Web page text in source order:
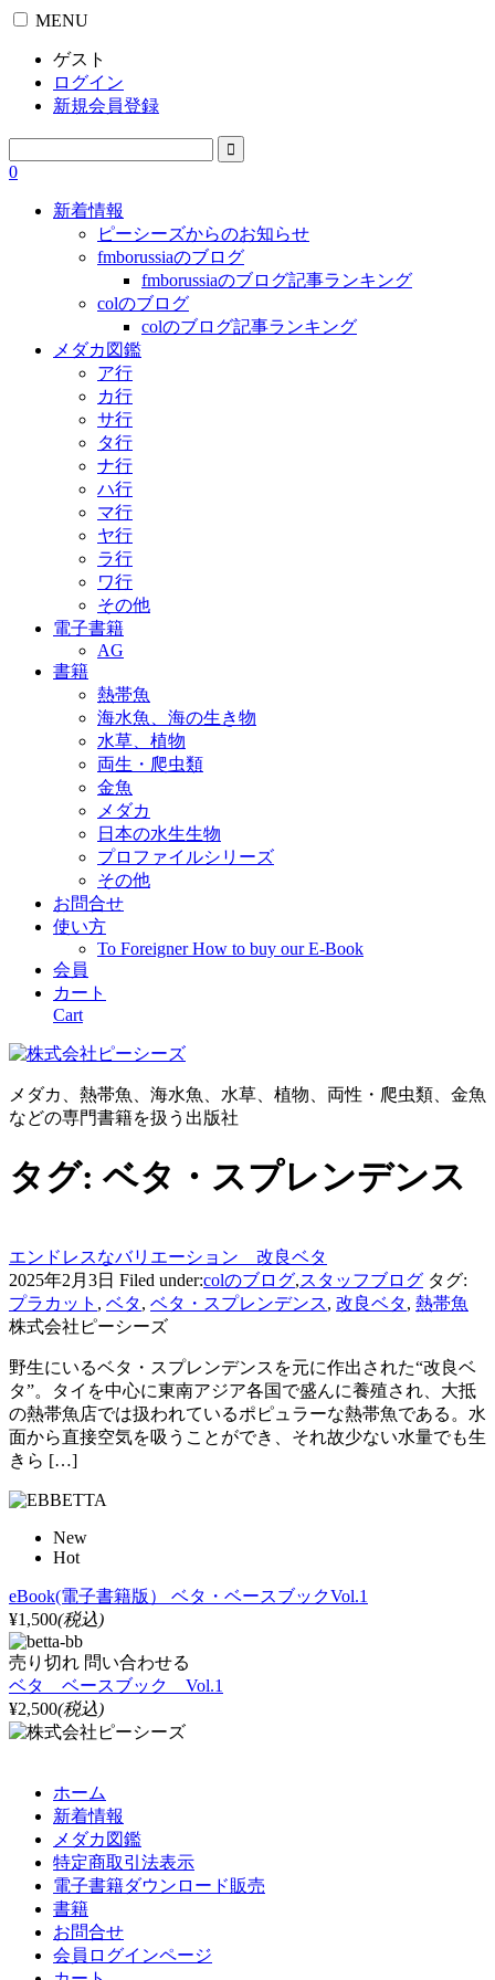
MENU
ゲスト
ログイン
新規会員登録
0
新着情報
ピーシーズからのお知らせ
fmborussiaのブログ
fmborussiaのブログ記事ランキング
colのブログ
colのブログ記事ランキング
メダカ図鑑
ア行
カ行
サ行
タ行
ナ行
ハ行
マ行
ヤ行
ラ行
ワ行
その他
電子書籍
AG
書籍
熱帯魚
海水魚、海の生き物
水草、植物
両生・爬虫類
金魚
メダカ
日本の水生生物
プロファイルシリーズ
その他
お問合せ
使い方
To Foreigner How to buy our E-Book
会員
カート
Cart
メダカ、熱帯魚、海水魚、水草、植物、両性・爬虫類、金魚
などの専門書籍を扱う出版社
タグ: ベタ・スプレンデンス
エンドレスなバリエーション 改良ベタ
2025年2月3日 Filed under:colのブログ,スタッフブログ タグ:
プラカット , ベタ, ベタ・スプレンデンス, 改良ベタ, 熱帯魚
株式会社ピーシーズ
野生にいるベタ・スプレンデンスを元に作出された“改良ベ
タ”。タイを中心に東南アジア各国で盛んに養殖され、大抵
の熱帯魚店では扱われているポピュラーな熱帯魚である。水
面から直接空気を吸うことができ、それ故少ない水量でも生
きら […]
New
Hot
eBook(電子書籍版） ベタ・ベースブックVol.1
¥1,500(税込)
売り切れ 問い合わせる
ベタ ベースブック Vol.1
¥2,500(税込)
ホーム
新着情報
メダカ図鑑
特定商取引法表示
電子書籍ダウンロード販売
書籍
お問合せ
会員ログインページ